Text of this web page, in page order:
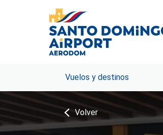
Vuelos y destinos
Volver